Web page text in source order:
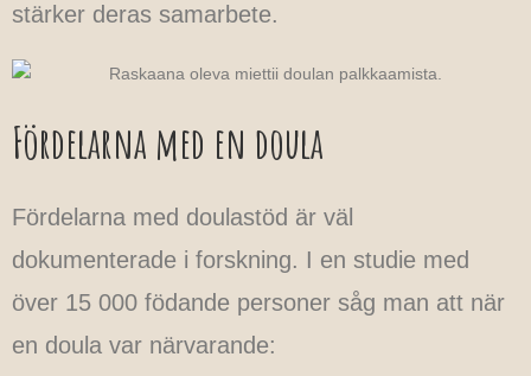
stärker deras samarbete.
Fördelarna med en doula
Fördelarna med doulastöd är väl
dokumenterade i forskning. I en studie med
över 15 000 födande personer såg man att när
en doula var närvarande: